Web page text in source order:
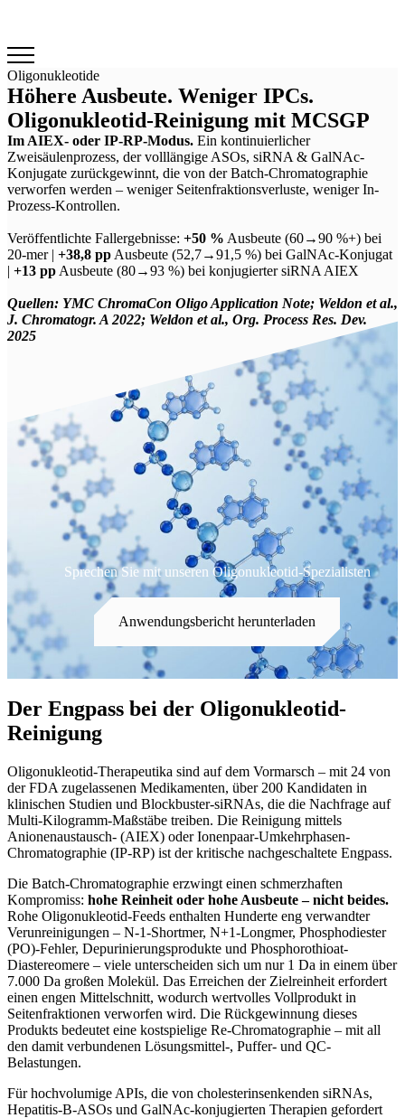
Oligonukleotide
Höhere Ausbeute. Weniger IPCs.
Oligonukleotid-Reinigung mit MCSGP
Im AIEX- oder IP-RP-Modus. Ein kontinuierlicher
Zweisäulenprozess, der volllängige ASOs, siRNA & GalNAc-
Konjugate zurückgewinnt, die von der Batch-Chromatographie
verworfen werden – weniger Seitenfraktionsverluste, weniger In-
Prozess-Kontrollen.
Veröffentlichte Fallergebnisse: +50 % Ausbeute (60→90 %+) bei
20-mer | +38,8 ppAusbeute (52,7→91,5 %) bei GalNAc-Konjugat
+13 ppAusbeute (80→93 %) bei konjugierter siRNA AIEX
Quellen: YMC ChromaCon Oligo Application Note; Weldon et al.,
J. Chromatogr. A 2022; Weldon et al., Org. Process Res. Dev.
2025
Sprechen Sie mit unseren Oligonukleotid-Spezialisten
Anwendungsbericht herunterladen
Der Engpass bei der Oligonukleotid-
Reinigung
Oligonukleotid-Therapeutika sind auf dem Vormarsch – mit 24 von
der FDA zugelassenen Medikamenten, über 200 Kandidaten in
klinischen Studien und Blockbuster-siRNAs, die die Nachfrage auf
Multi-Kilogramm-Maßstäbe treiben. Die Reinigung mittels
Anionenaustausch- (AIEX) oder Ionenpaar-Umkehrphasen-
Chromatographie (IP-RP) ist der kritische nachgeschaltete Engpass.
Die Batch-Chromatographie erzwingt einen schmerzhaften
Kompromiss: hohe Reinheit oder hohe Ausbeute – nicht beides.
Rohe Oligonukleotid-Feeds enthalten Hunderte eng verwandter
Verunreinigungen – N-1-Shortmer, N+1-Longmer, Phosphodiester
(PO)-Fehler, Depurinierungsprodukte und Phosphorothioat-
Diastereomere – viele unterscheiden sich um nur 1 Da in einem über
7.000 Da großen Molekül. Das Erreichen der Zielreinheit erfordert
einen engen Mittelschnitt, wodurch wertvolles Vollprodukt in
Seitenfraktionen verworfen wird. Die Rückgewinnung dieses
Produkts bedeutet eine kostspielige Re-Chromatographie – mit all
den damit verbundenen Lösungsmittel-, Puffer- und QC-
Belastungen.
Für hochvolumige APIs, die von cholesterinsenkenden siRNAs,
Hepatitis-B-ASOs und GalNAc-konjugierten Therapien gefordert